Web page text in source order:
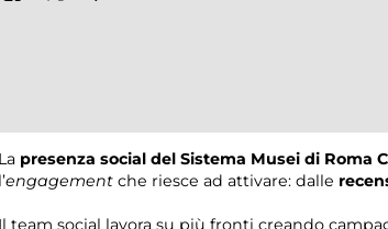
La presenza social del Sistema Musei di Roma
l’engagement che riesce ad attivare: dalle
Il team social lavora su più fronti creando